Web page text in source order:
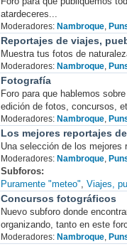
atardeceres...
Moderadores: Nambroque,
Reportajes de viajes,
Muestra tus fotos de
Moderadores: Nambroque,
Fotografía
Foro para que hablemos
edición de fotos, concursos,
Moderadores: Nambroque,
Los mejores reportajes
Una selección de los mejores
Moderadores: Nambroque,
Subforos
Puramente "meteo" Viajes,
Concursos fotográficos
Nuevo subforo donde
organizando, tanto en este
Moderadores: Nambroque,